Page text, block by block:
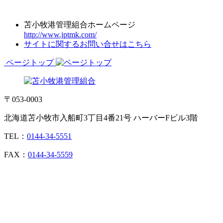
苫小牧港管理組合ホームページ
http://www.jptmk.com/
サイトに関するお問い合せはこちら
ページトップ
〒053-0003
北海道苫小牧市入船町3丁目4番21号 ハーバーFビル3階
TEL： 0144-34-5551
FAX： 0144-34-5559